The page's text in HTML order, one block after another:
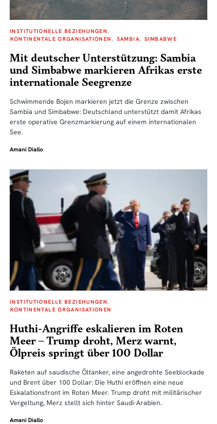
INSTITUTIONELLE BEZIEHUNGEN
KONTINENTALE ORGANISATIONEN
SAMBIA SIMBABWE
Mit deutscher Unterstützung: Sambia
und Simbabwe markieren Afrikas erste
internationale Seegrenze
Schwimmende Bojen markieren jetzt die Grenze zwischen
Sambia und Simbabwe: Deutschland unterstützt damit Afrikas
erste operative Grenzmarkierung auf einem internationalen
See.
Amani Diallo
INSTITUTIONELLE BEZIEHUNGEN
KONTINENTALE ORGANISATIONEN
Huthi-Angriffe eskalieren im Roten
Meer – Trump droht, Merz warnt,
Ölpreis springt über 100 Dollar
Raketen auf saudische Öltanker, eine angedrohte Seeblockade
und Brent über 100 Dollar: Die Huthi eröffnen eine neue
Eskalationsfront im Roten Meer. Trump droht mit militärischer
Vergeltung, Merz stellt sich hinter Saudi-Arabien.
Amani Diallo